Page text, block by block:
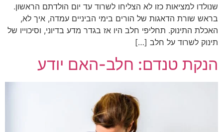
שנולדו למציאות כזו לא הצליחו לשרוד עד יום הולדתם הראשון.
בראש שורת הדאגות של הורים בימי הביניים עמדה, איך לא,
האכלת התינוק. תחליפי חלב היו אז בגדר מדע בדיוני, וסיכוייו של
תינוק לשרוד על חלב […]
הנקת טנדם: חלב-האם יודע